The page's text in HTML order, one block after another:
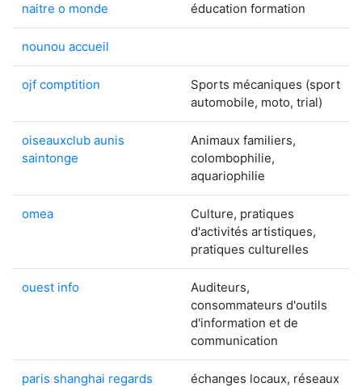
naitre o monde éducation formation
nounou accueil
ojf comptition
Sports mécaniques (sport
automobile, moto, trial)
oiseauxclub aunis
saintonge
Animaux familiers,
colombophilie,
aquariophilie
omea
Culture, pratiques
d'activités artistiques,
pratiques culturelles
ouest info
Auditeurs,
consommateurs d'outils
d'information et de
communication
paris shanghai regards
échanges locaux, réseaux